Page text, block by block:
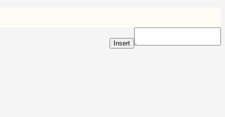
Insert